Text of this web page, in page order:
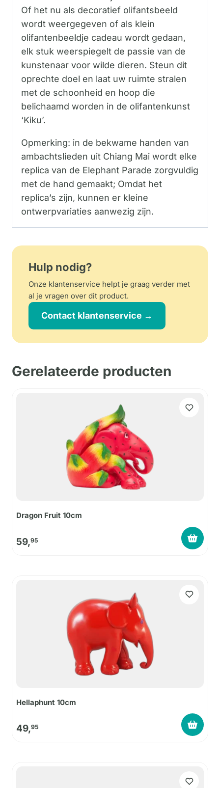
Of het nu als decoratief olifantsbeeld
wordt weergegeven of als klein
olifantenbeeldje cadeau wordt gedaan,
elk stuk weerspiegelt de passie van de
kunstenaar voor wilde dieren. Steun dit
oprechte doel en laat uw ruimte stralen
met de schoonheid en hoop die
belichaamd worden in de olifantenkunst
‘Kiku’.
Opmerking: in de bekwame handen van
ambachtslieden uit Chiang Mai wordt elke
replica van de Elephant Parade zorgvuldig
met de hand gemaakt; Omdat het
replica’s zijn, kunnen er kleine
ontwerpvariaties aanwezig zijn.
Hulp nodig?
Onze klantenservice helpt je graag verder met
al je vragen over dit product.
Contact klantenservice →
Gerelateerde producten
Dragon Fruit 10cm
59,95
Hellaphunt 10cm
49,95